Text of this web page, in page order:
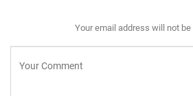
Your email address will not be